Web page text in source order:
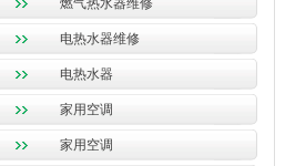
燃气热水器维修
电热水器维修
电热水器
家用空调
家用空调